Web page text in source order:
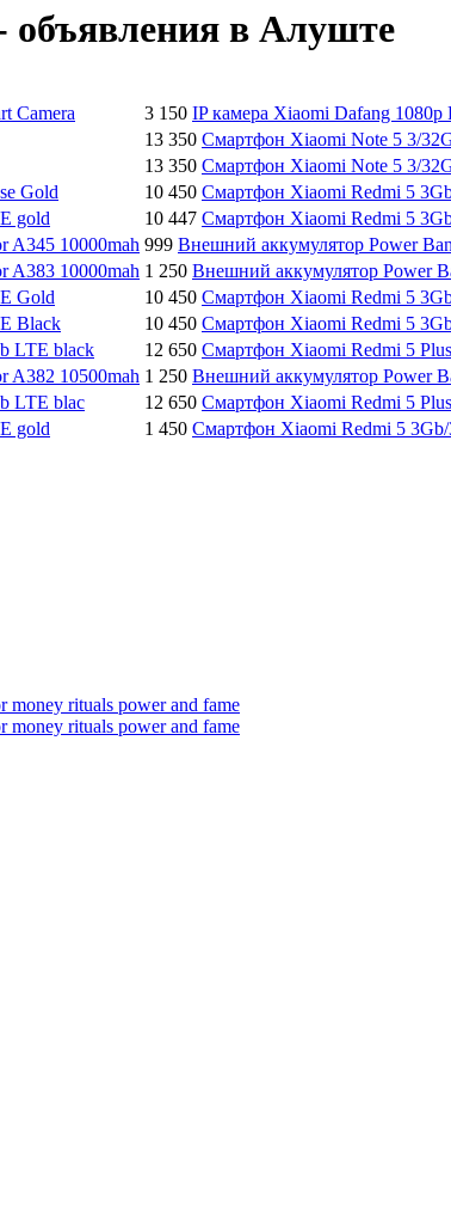
объявления в Алуште
3 150 IP камера Xiaomi Dafang 1080p
13 350 Смартфон Xiaomi Note 5 3/
13 350 Смартфон Xiaomi Note 5 3/
10 450 Смартфон Xiaomi Redmi 5
10 447 Смартфон Xiaomi Redmi 5
999 Внешний аккумулятор Power
1 250 Внешний аккумулятор Power
10 450 Смартфон Xiaomi Redmi 5
10 450 Смартфон Xiaomi Redmi 5
12 650 Смартфон Xiaomi Redmi 5
1 250 Внешний аккумулятор Power
12 650 Смартфон Xiaomi Redmi 5
1 450 Смартфон Xiaomi Redmi 5
money rituals power and fame
money rituals power and fame